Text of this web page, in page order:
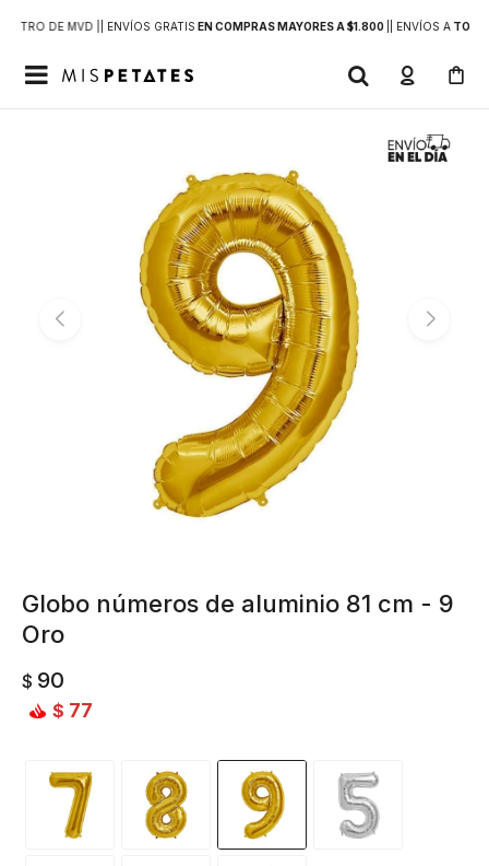
DE MVD | | ENVÍOS GRATIS EN COMPRAS MAYORES A $1.800 | ENVÍOS ATODO

Globo números de aluminio 81 cm - 9
Oro
$ 90
$ 77